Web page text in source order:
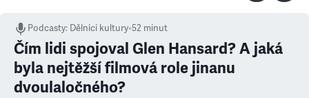
Podcasty: Dělníci kultury•52 minut
Čím lidi spojoval Glen Hansard? A jaká
byla nejtěžší filmová role jinanu
dvoulaločného?